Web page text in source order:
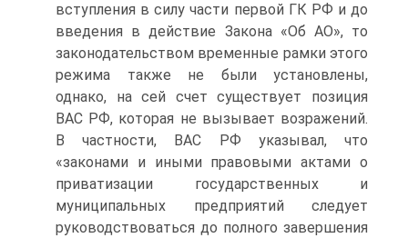
вступления в силу части первой ГК РФ и до
введения в действие Закона «Об АО», то
законодательством временные рамки этого
режима также не были установлены,
однако, на сей счет существует позиция
ВАС РФ, которая не вызывает возражений.
В частности, ВАС РФ указывал, что
«законами и иными правовыми актами о
приватизации государственных и
муниципальных предприятий следует
руководствоваться до полного завершения